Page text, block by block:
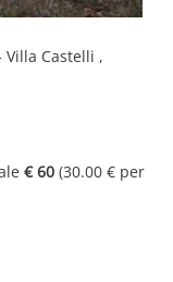
Villa Castelli ,
€ 60 (30.00 € per